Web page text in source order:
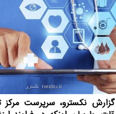
نکسترو، سرپرست